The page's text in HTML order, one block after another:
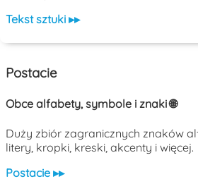
Tekst sztuki ▸▸
Postacie
Obce alfabety, symbole i znaki 🌐
Duży zbiór zagranicznych znaków
litery, kropki, kreski, akcenty i więcej.
Postacie ▸▸